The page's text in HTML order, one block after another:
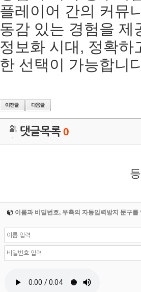
플레이어 간의 커뮤
동감 있는 경험을 제
정보화 시대, 정확하
한 선택이 가능합니
댓글목록0
이름과 비밀번호, 우측의 자동입력방지 문구를